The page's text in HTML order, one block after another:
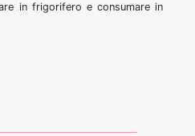
in frigorifero e consumare in